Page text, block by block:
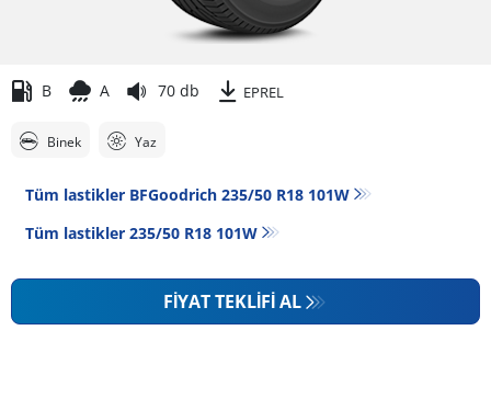
B A 70 db EPREL
Binek Yaz
Tüm lastikler BFGoodrich 235/50 R18 101W
Tüm lastikler‎ 235/50 R18 101W
FIYAT TEKLIFI AL